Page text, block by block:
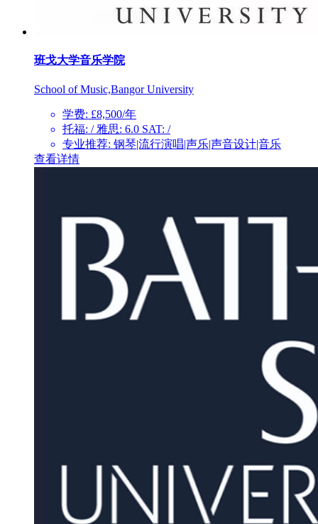
班戈大学音乐学院
School of Music,Bangor University
学费: £8,500/年
托福: / 雅思: 6.0 SAT: /
专业推荐: 钢琴|流行演唱|声乐|声音设计|音乐
查看详情